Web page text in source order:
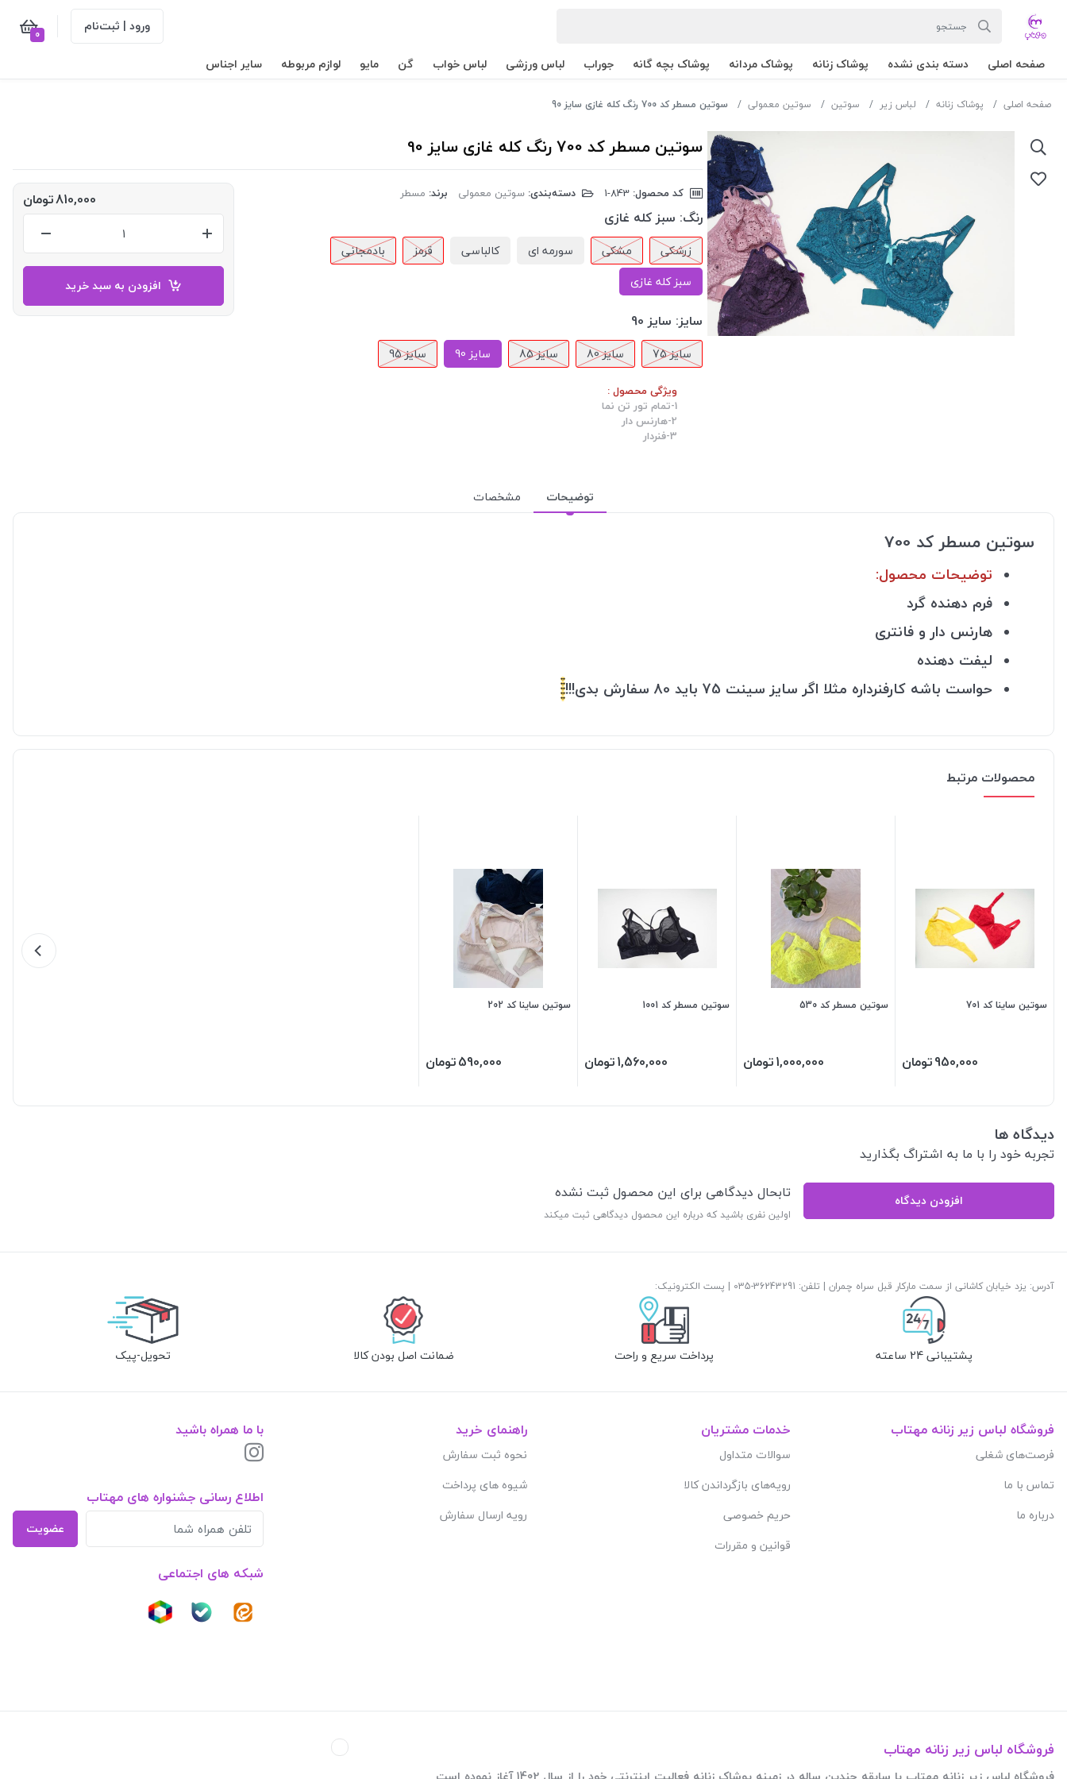
ورود | ثبت‌نام 0
صفحه اصلی دسته بندی نشده پوشاک زنانه پوشاک مردانه پوشاک بچه گانه جوراب لباس ورزشی لباس خواب گن مایو لوازم مربوطه سایر اجناس
صفحه اصلی پوشاک زنانه لباس زیر سوتین سوتین معمولی سوتین مسطر کد 700 رنگ کله غازی سایز 90
سوتین مسطر کد 700 رنگ کله غازی سایز 90
کد محصول: دسته‌بندی: سوتین معمولی برند: مسطر
رنگ: سبز کله غازی
زرشکی مشکی سورمه ای کالباسی قرمز
بادمجانی
سبز کله غازی
سایز: سایز 90
سایز 75 سایز 80 سایز 85 سایز 90 سایز 95
ویژگی محصول :
1-تمام تور تن نما
2-هارنس دار
3-فنردار
810,000تومان
افزودن به سبد خرید
توضیحات مشخصات
سوتین مسطر کد 700
توضیحات محصول:
فرم دهنده گرد
هارنس دار و فانتری
لیفت دهنده
حواست باشه کارفنرداره مثلا اگر سایز سینت 75 باید 80 سفارش بدی!!!
محصولات مرتبط
سوتین ساینا کد 701
950,000تومان
سوتین مسطر کد 530
1,000,000تومان
سوتین مسطر کد 1001
1,560,000تومان
سوتین ساینا کد 202
590,000تومان
دیدگاه ها
تجربه خود را با ما به اشتراگ بگذارید
افزودن دیدگاه تابحال دیدگاهی برای این محصول ثبت نشده
اولین نفری باشید که درباره این محصول دیدگاهی ثبت میکند
آدرس: یزد خیابان کاشانی از سمت مارکار قبل سراه چمران | تلفن: ‎035-36243291 | پست الکترونیک:
پشتیبانی 24 ساعته پرداخت سریع و راحت ضمانت اصل بودن کالا تحویل-پیک
فروشگاه لباس زیر زنانه مهتاب
فرصت‌های شغلی
تماس با ما
درباره ما
خدمات مشتریان
سوالات متداول
رویه‌های بازگرداندن کالا
حریم خصوصی
قوانین و مقررات
راهنمای خرید
نحوه ثبت سفارش
شیوه های پرداخت
رویه ارسال سفارش
با ما همراه باشید
اطلاع رسانی جشنواره های مهتاب
عضویت
شبکه های اجتماعی
فروشگاه لباس زیر زنانه مهتاب